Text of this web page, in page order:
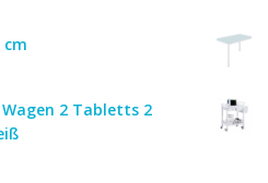
cm
2 Tabletts 2